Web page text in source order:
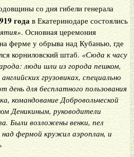
со дня гибели генерала
года в Екатеринодаре состоялись
. Основная церемония
ферме у обрыва над Кубанью, где
корниловский штаб. «Сюда к часу
люди шли из города пешком,
грузовиках, специально
день для бесплатного пользования
командование Добровольческой
Деникиным, руководители
Были возложены венки, пел
над фермой кружил аэроплан, и